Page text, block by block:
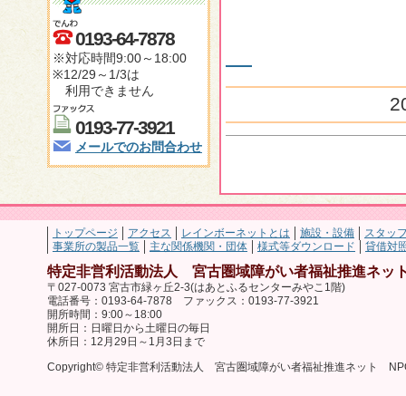
0193-64-7878
※対応時間9:00～18:00
※12/29～1/3は
利用できません
0193-77-3921
メールでのお問合わせ
トップページ アクセス レインボーネットとは 施設・設備
スタッ
事業所の製品一覧
主な関係機関・団体 様式等ダウンロード 貸借対
特定非営利活動法人 宮古圏域障がい者福祉推進ネッ
〒027-0073 宮古市緑ヶ丘2-3(はあとふるセンターみやこ1階)
電話番号：0193-64-7878 ファックス：0193-77-3921
開所時間：9:00～18:00
開所日：日曜日から土曜日の毎日
休所日：12月29日～1月3日まで
Copyright© 特定非営利活動法人 宮古圏域障がい者福祉推進ネット